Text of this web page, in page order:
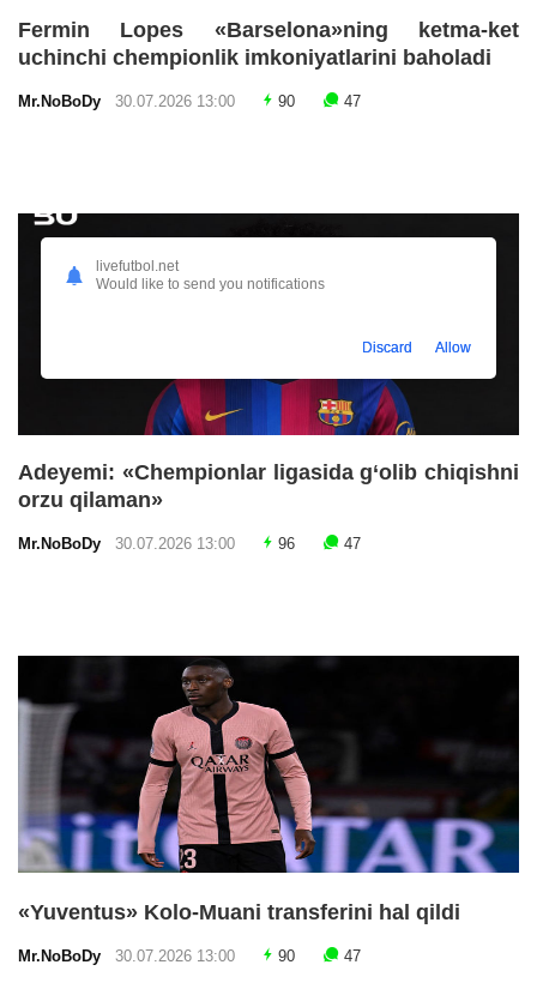
Fermin Lopes «Barselona»ning ketma-ket
uchinchi chempionlik imkoniyatlarini baholadi
Mr.NoBoDy 30.07.2026 13:00 90 47
Adeyemi: «Chempionlar ligasida g‘olib chiqishni
orzu qilaman»
Mr.NoBoDy 30.07.2026 13:00 96 47
«Yuventus» Kolo-Muani transferini hal qildi
Mr.NoBoDy 30.07.2026 13:00 90 47
livefutbol.net
Would like to send you notifications
Discard Allow